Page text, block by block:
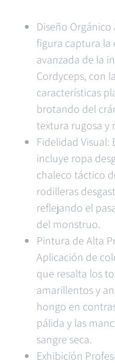
Diseño
figura captura la
avanzada de la
Cordyceps, con
características
brotando del
textura rugosa y
Fidelidad Visual:
incluye ropa
chaleco táctico
rodilleras
reflejando el
del monstruo.
Pintura de Alta
Aplicación de
que resalta los
amarillentos y
hongo en
pálida y las
sangre seca.
Exhibición